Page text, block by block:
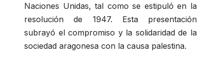
Naciones Unidas, tal como se estipuló en la
resolución de 1947. Esta presentación
subrayó el compromiso y la solidaridad de la
sociedad aragonesa con la causa palestina.